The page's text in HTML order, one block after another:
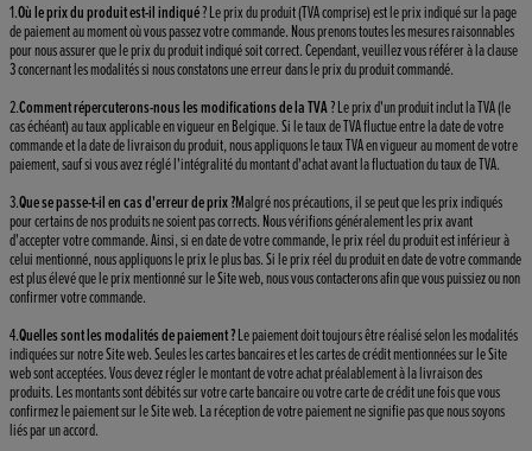
1.Où le prix du produit est-il indiqué? Le prix du produit (TVA comprise) est le prix indiqué sur la page
de paiement au moment où vous passez votre commande. Nous prenons toutes les mesures raisonnables
pour nous assurer que le prix du produit indiqué soit correct. Cependant, veuillez vous référer à la clause
3 concernant les modalités si nous constatons une erreur dans le prix du produit commandé.
2.Comment répercuterons-nous les modifications de la TVA? Le prix d'un produit inclut la TVA (le
cas échéant) au taux applicable en vigueur en Belgique. Si le taux de TVA fluctue entre la date de votre
commande et la date de livraison du produit, nous appliquons le taux TVA en vigueur au moment de votre
paiement, sauf si vous avez réglé l'intégralité du montant d'achat avant la fluctuation du taux de TVA.
3.Que se passe-t-il en cas d'erreur de prix?Malgré nos précautions, il se peut que les prix indiqués
pour certains de nos produits ne soient pas corrects. Nous vérifions généralement les prix avant
d'accepter votre commande. Ainsi, si en date de votre commande, le prix réel du produit est inférieur à
celui mentionné, nous appliquons le prix le plus bas. Si le prix réel du produit en date de votre commande
est plus élevé que le prix mentionné sur le Site web, nous vous contacterons afin que vous puissiez ou non
confirmer votre commande.
4.Quelles sont les modalités de paiement ?Le paiement doit toujours être réalisé selon les modalités
indiquées sur notre Site web. Seules les cartes bancaires et les cartes de crédit mentionnées sur le Site
web sont acceptées. Vous devez régler le montant de votre achat préalablement à la livraison des
produits. Les montants sont débités sur votre carte bancaire ou votre carte de crédit une fois que vous
confirmez le paiement sur le Site web. La réception de votre paiement ne signifie pas que nous soyons
liés par un accord.